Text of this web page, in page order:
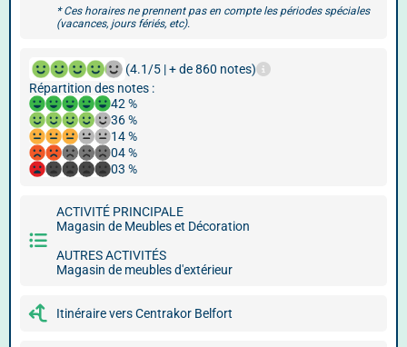
* Ces horaires ne prennent pas en compte les périodes spéciales
(vacances, jours fériés, etc).
(4.1/5 | + de 860 notes)
Répartition des notes :
42 %
36 %
14 %
04 %
03 %
ACTIVITÉ PRINCIPALE
Magasin de Meubles et Décoration
AUTRES ACTIVITÉS
Magasin de meubles d'extérieur
Itinéraire vers Centrakor Belfort